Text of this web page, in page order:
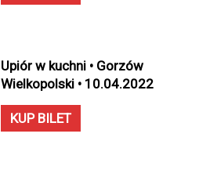
Upiór w kuchni • Gorzów
Wielkopolski • 10.04.2022
KUP BILET